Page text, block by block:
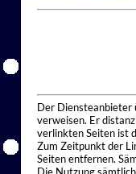
Der Diensteanbieter
verweisen. Er
verlinkten Seiten ist
Zum Zeitpunkt der
Seiten entfernen.